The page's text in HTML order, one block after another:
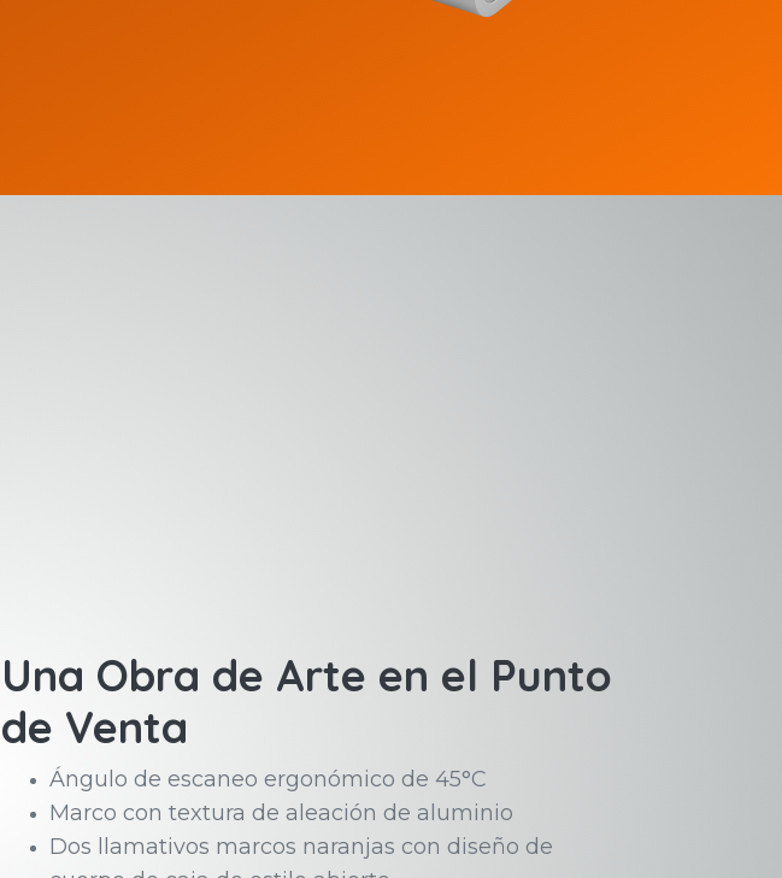
Una Obra de Arte en el Punto
de Venta
Ángulo de escaneo ergonómico de 45°C
Marco con textura de aleación de aluminio
Dos llamativos marcos naranjas con diseño de